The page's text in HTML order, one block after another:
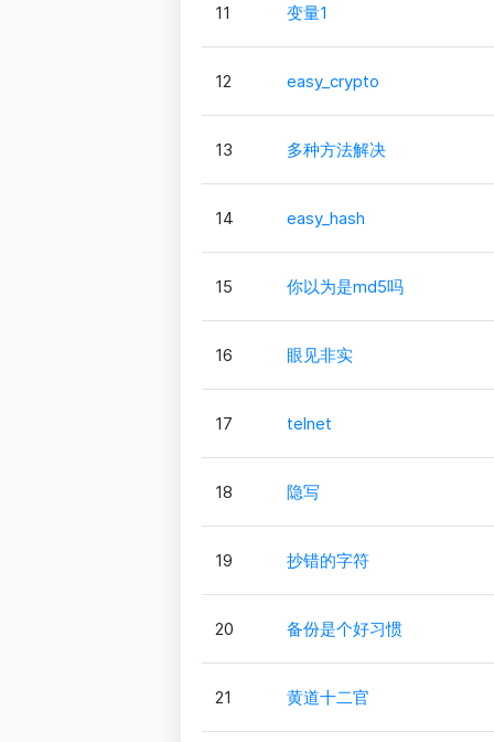
11 变量1
12 easy_crypto
13 多种方法解决
14 easy_hash
15 你以为是md5吗
16 眼见非实
17 telnet
18 隐写
19 抄错的字符
20 备份是个好习惯
21 黄道十二官